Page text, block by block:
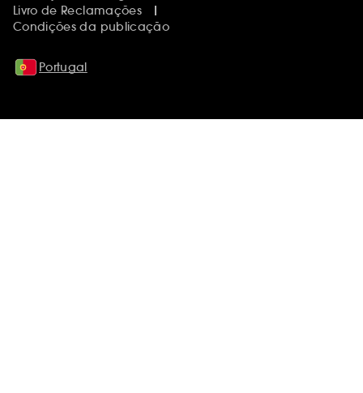
Livro de Reclamações
Condições da publicação
Portugal